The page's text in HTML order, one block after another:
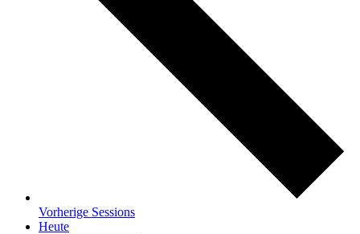
Vorherige Sessions
Heute